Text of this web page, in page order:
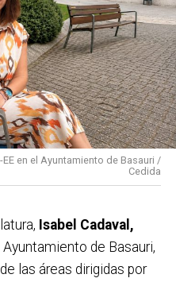
en el Ayuntamiento de Basauri /
Cedida
Isabel Cadaval,
de Basauri,
las áreas dirigidas por